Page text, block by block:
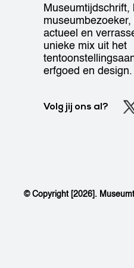
actueel en
unieke mix uit het
erfgoed en design.
Volg jij ons al?
© Copyright [2026].